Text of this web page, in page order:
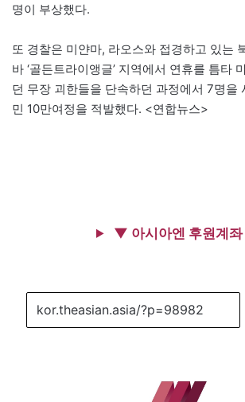
명이 부상했다.
또 경찰은 미얀마, 라오스와 접경하고 있는
바 ‘골든트라이앵글’ 지역에서 연휴를 틈타
던 무장 괴한들을 단속하던 과정에서 7명을
민 10만여정을 적발했다. <연합뉴스>
▼ 아시아엔 후원계